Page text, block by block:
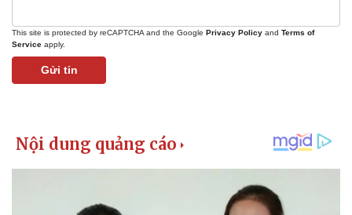
This site is protected by reCAPTCHA and the Google Privacy Policy and Terms of
Service apply.
Gửi tin